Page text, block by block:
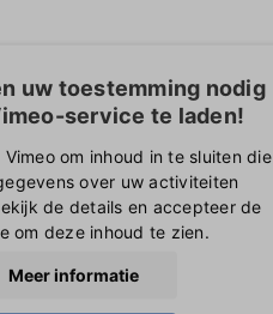
uw toestemming nodig
service te laden!
om inhoud in te sluiten die
over uw activiteiten
de details en accepteer de
om deze inhoud te zien.
Meer informatie